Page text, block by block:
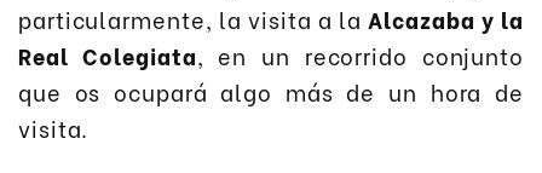
particularmente, la visita a laAlcazaba y la
Real Colegiata, en un recorrido conjunto
que os ocupará algo más de un hora de
visita.